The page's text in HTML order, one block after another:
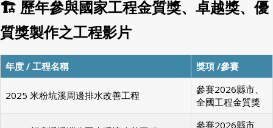
🏗 歷年參與國家工程金質獎、卓越獎、優
質獎製作之工程影片
年度 / 工程名稱 獎項 /參賽
2025 米粉坑溪周邊排水改善工程
參賽2026縣市、
全國工程金質獎
參賽2026縣市、